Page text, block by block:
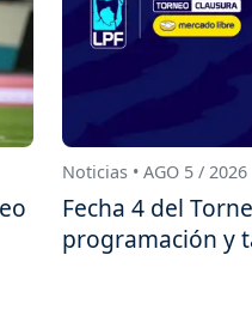
Noticias • AGO 5 / 2026
Fecha 4 del
programación y